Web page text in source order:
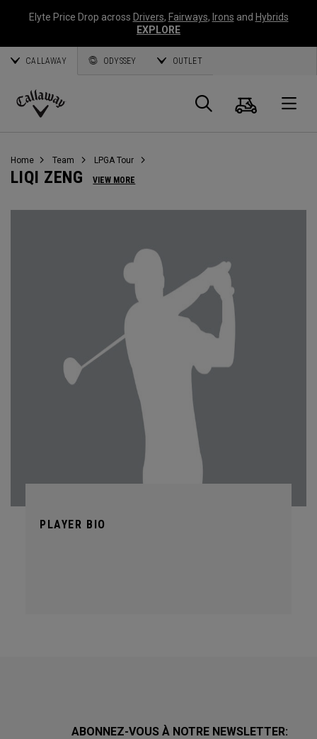
Elyte Price Drop across Drivers, Fairways, Irons and Hybrids
EXPLORE
CALLAWAY ODYSSEY OUTLET
Callaway
Panier
Home Team LPGA Tour
LIQI ZENG VIEW MORE
PLAYER BIO
ABONNEZ-VOUS À NOTRE NEWSLETTER: